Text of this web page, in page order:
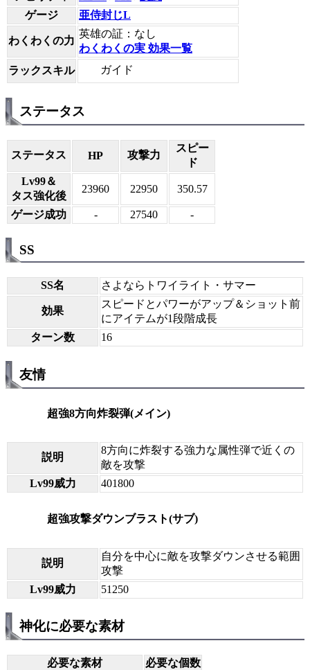
ゲージ
亜侍封じL
わくわくの力
英雄の証：なし
わくわくの実 効果一覧
ラックスキル
ガイド
ステータス
ステータス HP 攻撃力
スピー
ド
Lv99＆
タス強化後
23960 22950 350.57
ゲージ成功 - 27540 -
SS
SS名 さよならトワイライト・サマー
効果
スピードとパワーがアップ＆ショット前
にアイテムが1段階成長
ターン数
16
友情
超強8方向炸裂弾(メイン)
説明
8方向に炸裂する強力な属性弾で近くの
敵を攻撃
Lv99威力
401800
超強攻撃ダウンブラスト(サブ)
説明
自分を中心に敵を攻撃ダウンさせる範囲
攻撃
Lv99威力
51250
神化に必要な素材
必要な素材
必要な個数